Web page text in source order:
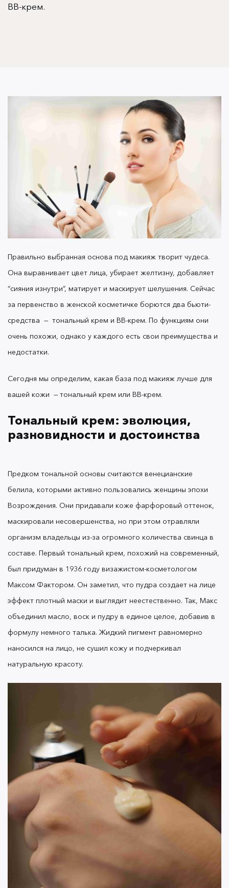
BB-крем.
Предком тональной основы считаются
венецианские белила, которыми активно
пользовались женщины эпохи Возрождения. Они
придавали коже фарфоровый оттенок,
маскировали несовершенства, но при этом
отравляли организм владельцы из-за огромного
количества свинца в составе. Первый
тональный
крем,похожий на современный, был придуман в
1936 году визажистом-косметологом Максом
Фактором. Он заметил, что пудра создает на лице
эффект плотный маски и выглядит неестественно.
Так, Макс объединил масло, воск и пудру в
единое целое, добавив в формулу немного
талька. Жидкий пигмент равномерно наносился
на лицо, не сушил кожу и подчеркивал
натуральную красоту.
С тех пор для тональных основ придумали общее
текстуру крема: есть сыворотки, муссы, спреи,
бьюти-средств, принято считать, что тональный
старения. Это не совсем так. Вы могли просто
ошибиться с выбором пигментированности,
Например, тональный крем с гиалуроновой или
салициловой кислотой в составе обладает
подходит для капризной кожи. Важно
определиться с его плотностью и
насыщенностью:
Так, слабо пигментированные тоны слегка
выравнивают цвет лица, но не меняют
рельеф
Средне пигментированные почти
покраснения
Плотныйтональный крем
Иногда у девушек возникает проблема с
выбором оттенка тональника. Может показаться,
что ваша кожа не относится к трем главным
подтонам
—холодному, нейтральному и теплому.
Если вам не хочется искать идеальный тональный
крем методом проб и ошибок, есть несколько
лайфхаков:
Чтобы придать коже свежий вид, выбирайте
Правильно выбранная основа под макияж творит чудеса.
Она выравнивает цвет лица, убирает желтизну, добавляет
“сияния изнутри”, матирует и маскирует шелушения. Сейчас
за первенство в женской косметичке борются два бьюти-
средства — тональный крем и BB-крем. По функциям они
очень похожи, однако у каждого есть свои преимущества и
недостатки.
Сегодня мы определим, какая база под макияжлучше для
вашей кожи — тональный крем или BB-крем.
Тональный крем: эволюция,
разновидности и достоинства
Предком тональной основы считаются венецианские
белила, которыми активно пользовались женщины эпохи
Возрождения. Они придавали коже фарфоровый оттенок,
маскировали несовершенства, но при этом отравляли
организм владельцы из-за огромного количества свинца в
составе. Первый тональный крем, похожий на современный,
был придуман в 1936 году визажистом-косметологом
Максом Фактором. Он заметил, что пудра создает на лице
эффект плотный маски и выглядит неестественно. Так, Макс
объединил масло, воск и пудру в единое целое, добавив в
формулу немного талька. Жидкий пигмент равномерно
наносился на лицо, не сушил кожу и подчеркивал
натуральную красоту.